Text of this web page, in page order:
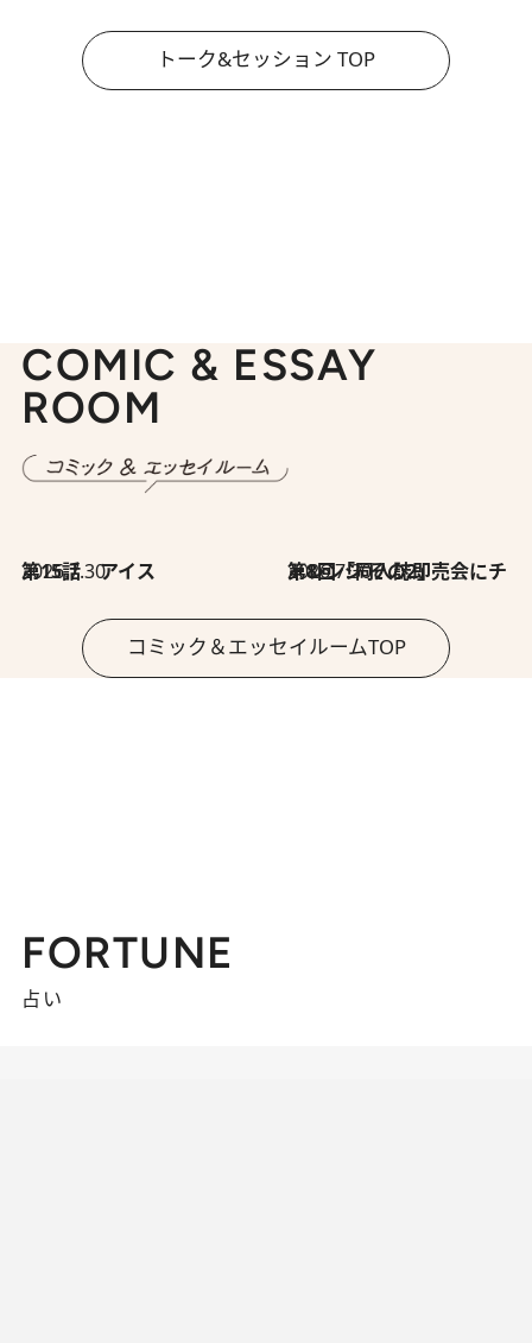
トーク&セッション TOP
COMIC & ESSAY
ROOM
2026.7.30
第15話 アイス 2026.7.30
第8回「同人誌即売会にチャレンジ その2」
コミック＆エッセイルームTOP
FORTUNE
占い